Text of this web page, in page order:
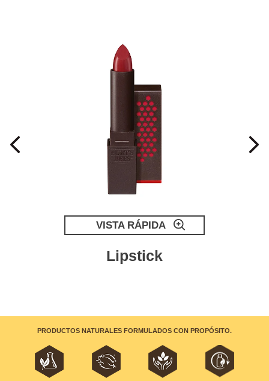
VISTA RÁPIDA
Lipstick
PRODUCTOS NATURALES FORMULADOS CON PROPÓSITO.